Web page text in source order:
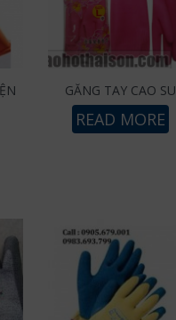
GĂNG TAY CAO SU
READ MORE